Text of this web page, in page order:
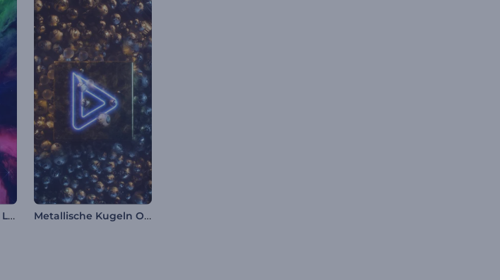
Leuchtender Nebel Logo-Reveal Metallische Kugeln Opener